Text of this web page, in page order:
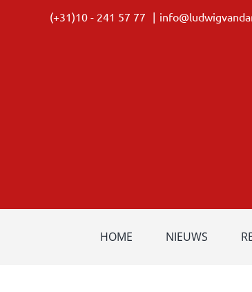
(+31)10 - 241 57 77 |
HOME NIEUWS